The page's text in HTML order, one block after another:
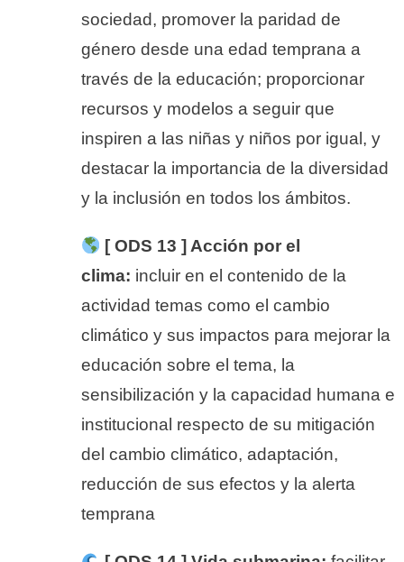
sociedad, promover la paridad de
género desde una edad temprana a
través de la educación; proporcionar
recursos y modelos a seguir que
inspiren a las niñas y niños por igual, y
destacar la importancia de la diversidad
y la inclusión en todos los ámbitos.
[ ODS 13 ] Acción por el
clima: incluir en el contenido de la
actividad temas como el cambio
climático y sus impactos para mejorar la
educación sobre el tema, la
sensibilización y la capacidad humana e
institucional respecto de su mitigación
del cambio climático, adaptación,
reducción de sus efectos y la alerta
temprana